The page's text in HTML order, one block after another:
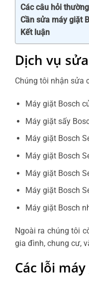
Các câu hỏi
Cần sửa máy giặt
Kết luận
Dịch vụ
Chúng tôi nhận sửa
Máy giặt Bosch
Máy giặt sấy
Máy giặt Bosch
Máy giặt Bosch
Máy giặt Bosch
Máy giặt Bosch
Máy giặt Bosch
Ngoài ra chúng tôi
gia đình, chung cư,
Các lỗi